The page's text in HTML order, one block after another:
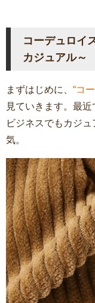
コーデュロイ
カジュアル～
まずはじめに、 “コ
見ていきます。最近
ビジネスでもカジ
気。